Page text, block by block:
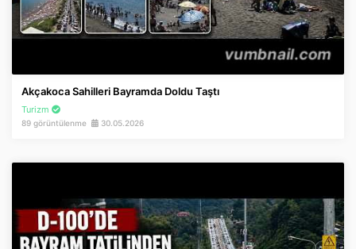
Akçakoca Sahilleri Bayramda Doldu Taştı
Turizm
89 görüntülenme 30.05.2026